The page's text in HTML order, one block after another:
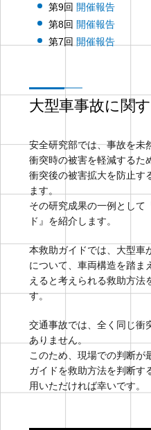
第9回 開催報告
第8回 開催報告
第7回 開催報告
大型車事故に関
安全研究部では、事故を未
衝突時の被害を軽減するた
衝突後の被害拡大を防止す
ます。
その研究成果の一例として
ド』を紹介します。
本救助ガイドでは、大型車
について、車両構造を踏ま
えると考えられる救助方法
す。
交通事故では、全く同じ衝
ありません。
このため、現場での判断が
ガイドを救助方法を判断す
用いただければ幸いです。